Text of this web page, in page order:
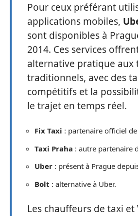
Pour ceux préférant
applications mobiles,
sont disponibles à
2014. Ces services
alternative pratique aux
traditionnels, avec des
compétitifs et la
le trajet en temps réel.
Fix Taxi : partenaire officiel de
Taxi Praha : autre partenaire
Uber : présent à Prague
Bolt : alternative à Uber.
Les chauffeurs de taxi et